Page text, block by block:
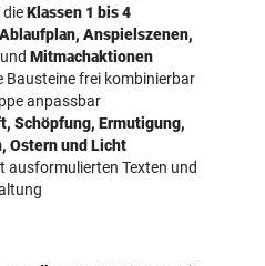
Klassen 1 bis 4
Ablaufplan, Anspielszenen,
und Mitmachaktionen
Bausteine frei kombinierbar
anpassbar
Schöpfung, Ermutigung,
Ostern und Licht
ausformulierten Texten und